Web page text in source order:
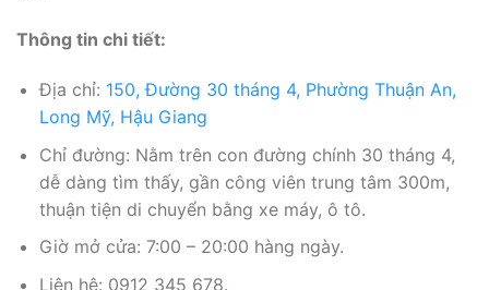
Thông tin chi tiết:
Địa chỉ: 150, Đường 30 tháng 4, Phường Thuận An,
Long Mỹ, Hậu Giang
Chỉ đường: Nằm trên con đường chính 30 tháng 4,
dễ dàng tìm thấy, gần công viên trung tâm 300m,
thuận tiện di chuyển bằng xe máy, ô tô.
Giờ mở cửa: 7:00 – 20:00 hàng ngày.
Liên hệ: 0912 345 678.